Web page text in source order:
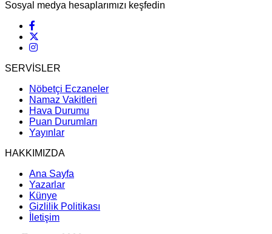
Sosyal medya hesaplarımızı keşfedin
SERVİSLER
Nöbetçi Eczaneler
Namaz Vakitleri
Hava Durumu
Puan Durumları
Yayınlar
HAKKIMIZDA
Ana Sayfa
Yazarlar
Künye
Gizlilik Politikası
İletişim